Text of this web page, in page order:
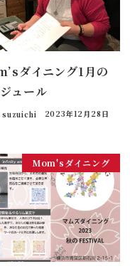
ダイニング1月の
ュール
suzuichi 2023年12月28日
Mom'sダイニング